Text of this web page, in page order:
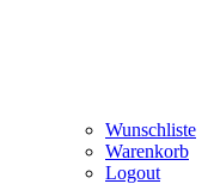
Wunschliste
Warenkorb
Logout